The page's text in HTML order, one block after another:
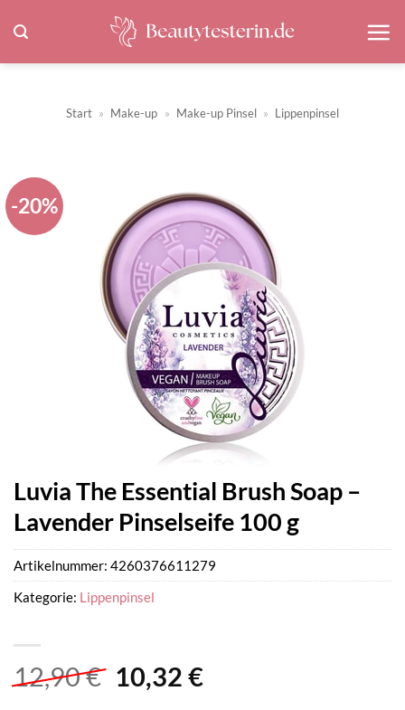
Inhalt
springen
Start » Make-up » Make-up Pinsel » Lippenpinsel
-20%
Luvia The Essential Brush Soap –
Lavender Pinselseife 100 g
12,90€ Ursprünglicher
10,32 €Aktueller
Artikelnummer: 4260376611279
Kategorie: Lippenpinsel